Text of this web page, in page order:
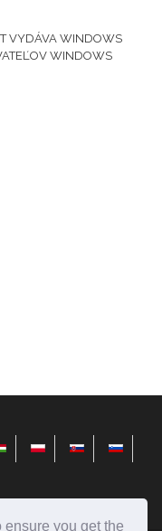
you get the
VYDÁVA WINDOWS
WINDOWS